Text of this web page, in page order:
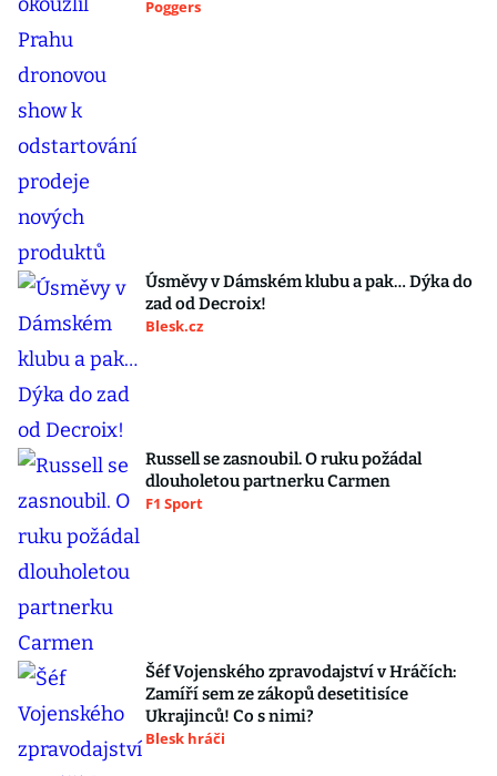
Poggers
Úsměvy v Dámském klubu a pak… Dýka do
zad od Decroix!
Blesk.cz
Russell se zasnoubil. O ruku požádal
dlouholetou partnerku Carmen
F1 Sport
Šéf Vojenského zpravodajství v Hráčích:
Zamíří sem ze zákopů desetitisíce
Ukrajinců! Co s nimi?
Blesk hráči